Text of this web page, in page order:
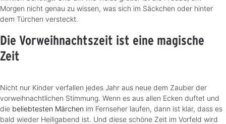
Morgen nicht genau zu wissen, was sich im Säckchen oder hinter
dem Türchen versteckt.
Die Vorweihnachtszeit ist eine magische
Zeit
Nicht nur Kinder verfallen jedes Jahr aus neue dem Zauber der
vorweihnachtlichen Stimmung. Wenn es aus allen Ecken duftet und
die beliebtesten Märchen im Fernseher laufen, dann ist klar, dass es
bald wieder Heiligabend ist. Und diese schöne Zeit im Vorfeld wird